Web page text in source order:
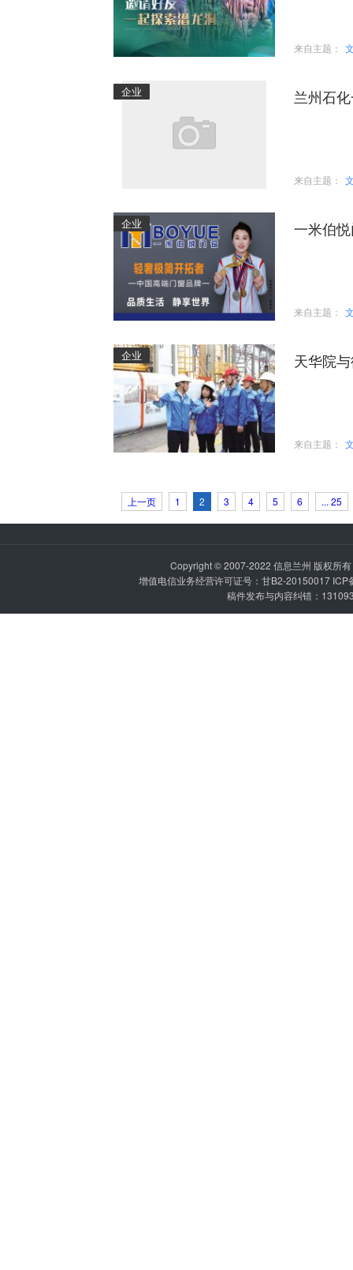
来自主题：
企业 兰州石
来自主题：
企业 一米伯
来自主题：
企业 天华院
来自主题：
上一页 1 2 3 4 5 6 ... 25
Copyright © 2007-2022 信息兰州 版权所
增值电信业务经营许可证号：甘B2-20150017 ICP
稿件发布与内容纠错：